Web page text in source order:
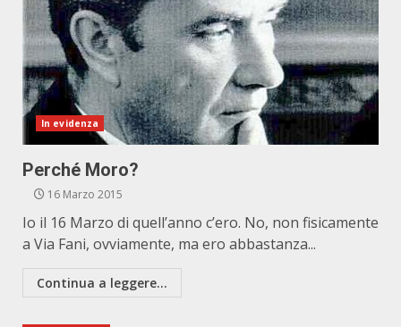
In evidenza
Perché Moro?
16 Marzo 2015
Io il 16 Marzo di quell’anno c’ero. No, non fisicamente
a Via Fani, ovviamente, ma ero abbastanza...
Continua a leggere...